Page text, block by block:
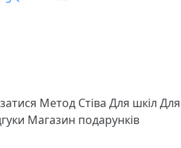
Метод Стіва Для шкіл Для
Магазин подарунків